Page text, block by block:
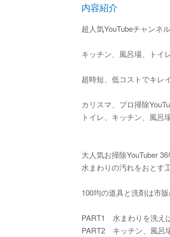
内容紹介
超人気YouTubeチャンネ
キッチン、風呂場、トイ
超時短、低コストでキレ
カリスマ、プロ掃除
トイレ、キッチン、風呂
大人気お掃除YouTuber
水まわりの汚れをおとす
100均の道具と洗剤は市
PART1 水まわりを洗え
PART2 キッチン、風呂